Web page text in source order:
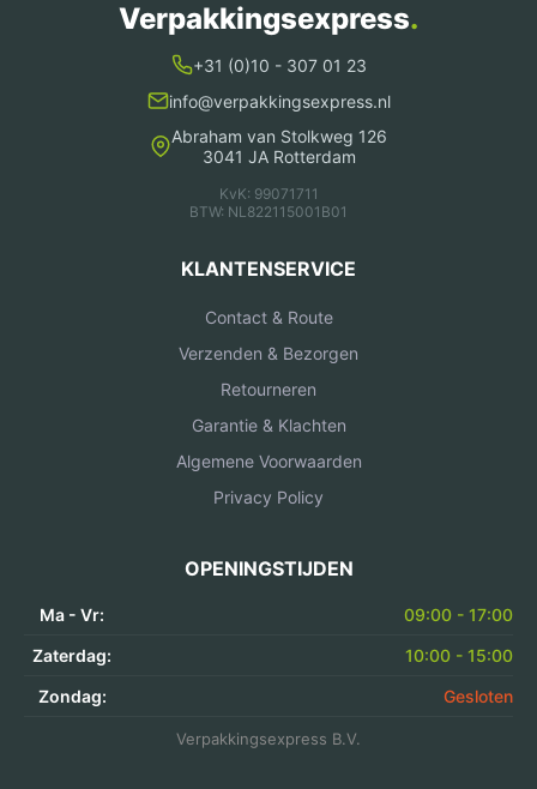
Verpakkingsexpress.
+31 (0)10 - 307 01 23
info@verpakkingsexpress.nl
Abraham van Stolkweg 126
3041 JA Rotterdam
KvK: 99071711
BTW: NL822115001B01
KLANTENSERVICE
Contact & Route
Verzenden & Bezorgen
Retourneren
Garantie & Klachten
Algemene Voorwaarden
Privacy Policy
OPENINGSTIJDEN
Ma - Vr:
09:00 - 17:00
Zaterdag:
10:00 - 15:00
Zondag:
Gesloten
Verpakkingsexpress B.V.